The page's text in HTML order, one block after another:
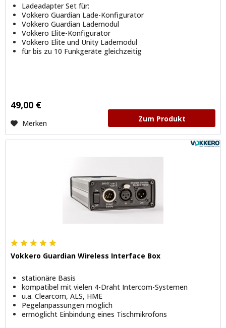
Ladeadapter Set für:
Vokkero Guardian Lade-Konfigurator
Vokkero Guardian Lademodul
Vokkero Elite-Konfigurator
Vokkero Elite und Unity Lademodul
für bis zu 10 Funkgeräte gleichzeitig
49,00 €
Merken Zum Produkt
Vokkero Guardian Wireless Interface Box
stationäre Basis
kompatibel mit vielen 4-Draht Intercom-Systemen
u.a. Clearcom, ALS, HME
Pegelanpassungen möglich
ermöglicht Einbindung eines Tischmikrofons